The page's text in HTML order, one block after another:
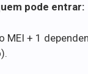
pode entrar:
MEI + 1